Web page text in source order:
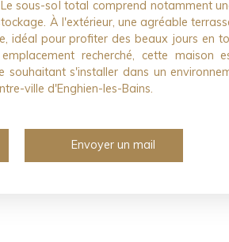
sous-sol total comprend notamment
À l'extérieur, une agréable
idéal pour profiter des beaux jours en
recherché, cette maison
s'installer dans un
ville d'Enghien-les-Bains.
Envoyer un mail